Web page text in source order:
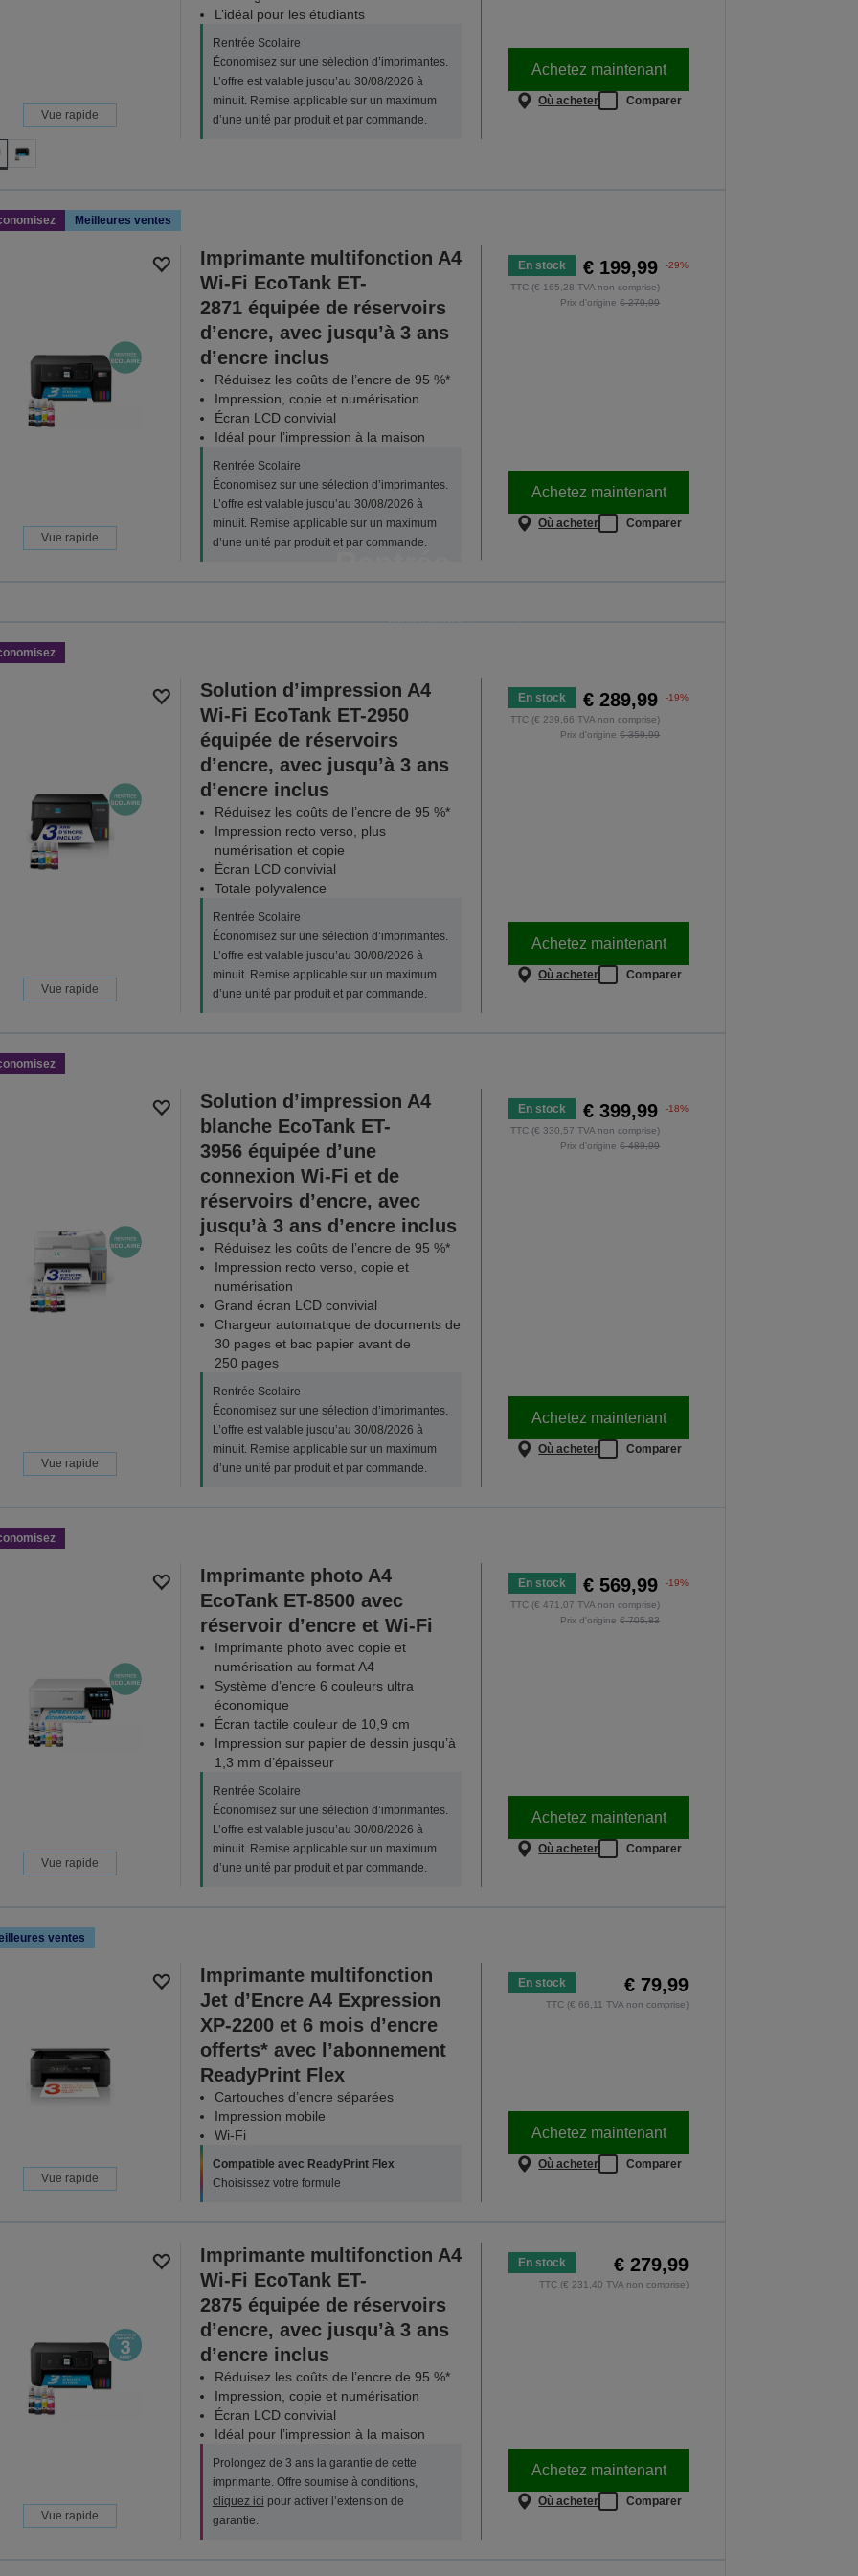
Vue rapide
L’idéal pour les étudiants
Rentrée Scolaire
Économisez sur une sélection d’imprimantes.
L’offre est valable jusqu’au 30/08/2026 à
minuit. Remise applicable sur un maximum
d’une unité par produit et par commande.
Achetez maintenant
Où acheter Comparer
Meilleures ventes
Vue rapide
Imprimante multifonction A4
Wi-Fi EcoTank ET-
2871 équipée de réservoirs
d’encre, avec jusqu’à 3 ans
d’encre inclus
Réduisez les coûts de l’encre de 95 %*
Impression, copie et numérisation
Écran LCD convivial
Idéal pour l’impression à la maison
Rentrée Scolaire
Économisez sur une sélection d’imprimantes.
L’offre est valable jusqu’au 30/08/2026 à
minuit. Remise applicable sur un maximum
d’une unité par produit et par commande.
En stock € 199,99 -29%
TTC (€ 165,28 TVA non comprise)
Prix d'origine€ 279,99
Achetez maintenant
Où acheter Comparer
Rentrée Scolaire
Vue rapide
Solution d’impression A4
Wi-Fi EcoTank ET-2950
équipée de réservoirs
d’encre, avec jusqu’à 3 ans
d’encre inclus
Réduisez les coûts de l’encre de 95 %*
Impression recto verso, plus
numérisation et copie
Écran LCD convivial
Totale polyvalence
Rentrée Scolaire
Économisez sur une sélection d’imprimantes.
L’offre est valable jusqu’au 30/08/2026 à
minuit. Remise applicable sur un maximum
d’une unité par produit et par commande.
En stock € 289,99 -19%
TTC (€ 239,66 TVA non comprise)
Prix d'origine€ 359,99
Achetez maintenant
Où acheter Comparer
Vue rapide
Solution d’impression A4
blanche EcoTank ET-
3956 équipée d’une
connexion Wi-Fi et de
réservoirs d’encre, avec
jusqu’à 3 ans d’encre inclus
Réduisez les coûts de l’encre de 95 %*
Impression recto verso, copie et
numérisation
Grand écran LCD convivial
Chargeur automatique de documents de
30 pages et bac papier avant de
250 pages
Rentrée Scolaire
Économisez sur une sélection d’imprimantes.
L’offre est valable jusqu’au 30/08/2026 à
minuit. Remise applicable sur un maximum
d’une unité par produit et par commande.
En stock € 399,99 -18%
TTC (€ 330,57 TVA non comprise)
Prix d'origine€ 489,99
Achetez maintenant
Où acheter Comparer
Vue rapide
Imprimante photo A4
EcoTank ET-8500 avec
réservoir d’encre et Wi-Fi
Imprimante photo avec copie et
numérisation au format A4
Système d’encre 6 couleurs ultra
économique
Écran tactile couleur de 10,9 cm
Impression sur papier de dessin jusqu’à
1,3 mm d’épaisseur
Rentrée Scolaire
Économisez sur une sélection d’imprimantes.
L’offre est valable jusqu’au 30/08/2026 à
minuit. Remise applicable sur un maximum
d’une unité par produit et par commande.
En stock € 569,99 -19%
TTC (€ 471,07 TVA non comprise)
Prix d'origine€ 705,83
Achetez maintenant
Où acheter Comparer
ventes
Vue rapide
Imprimante multifonction
Jet d’Encre A4 Expression
XP-2200 et 6 mois d’encre
offerts* avec l’abonnement
ReadyPrint Flex
Cartouches d’encre séparées
Impression mobile
Wi-Fi
Compatible avec ReadyPrint Flex
Choisissez votre formule
En stock € 79,99
TTC (€ 66,11 TVA non comprise)
Achetez maintenant
Où acheter Comparer
Vue rapide
Imprimante multifonction A4
Wi-Fi EcoTank ET-
2875 équipée de réservoirs
d’encre, avec jusqu’à 3 ans
d’encre inclus
Réduisez les coûts de l’encre de 95 %*
Impression, copie et numérisation
Écran LCD convivial
Idéal pour l’impression à la maison
Prolongez de 3 ans la garantie de cette
imprimante. Offre soumise à conditions,
cliquez ici pour activer l’extension de
garantie.
En stock € 279,99
TTC (€ 231,40 TVA non comprise)
Achetez maintenant
Où acheter Comparer